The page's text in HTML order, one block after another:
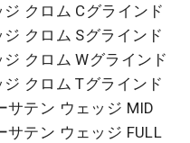
クロム Cグラインド
クロム Sグラインド
クロム Wグラインド
クロム Tグラインド
サテン ウェッジ MID
サテン ウェッジ FULL